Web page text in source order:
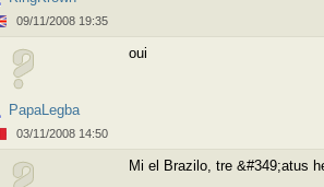
09/11/2008 19:35
PapaLegba
03/11/2008 14:50
oui
Mi el Brazilo, tre &#349;atus